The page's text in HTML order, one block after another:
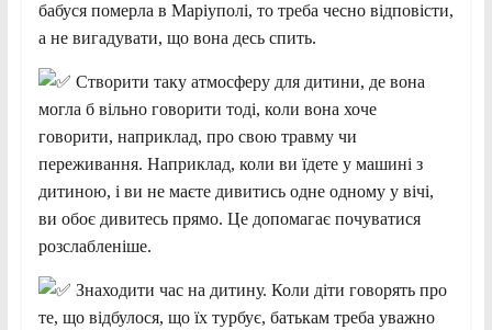
бабуся померла в Маріуполі, то треба чесно відповісти,
а не вигадувати, що вона десь спить.
Створити таку атмосферу для дитини, де вона
могла б вільно говорити тоді, коли вона хоче
говорити, наприклад, про свою травму чи
переживання. Наприклад, коли ви їдете у машині з
дитиною, і ви не маєте дивитись одне одному у вічі,
ви обоє дивитесь прямо. Це допомагає почуватися
розслабленіше.
Знаходити час на дитину. Коли діти говорять про
те, що відбулося, що їх турбує, батькам треба уважно